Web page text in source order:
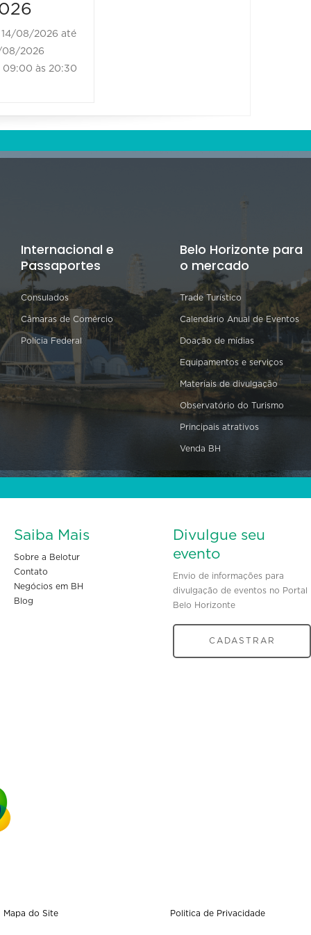
14/08/2026 até
08/2026
às 20:30
Internacional e
Passaportes
Consulados
Câmaras de Comércio
Polícia Federal
Belo Horizonte para
o mercado
Trade Turístico
Calendário Anual de Eventos
Doação de mídias
Equipamentos e serviços
Materiais de divulgação
Observatório do Turismo
Principais atrativos
Venda BH
Saiba Mais
Sobre a Belotur
Contato
Negócios em BH
Blog
Divulgue seu
evento
Envio de informações para
divulgação de eventos no Portal
Belo Horizonte
CADASTRAR
Mapa do Site Politica de Privacidade